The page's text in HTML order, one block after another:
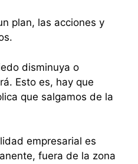
plan, las acciones y
disminuya o
Esto es, hay que
que salgamos de la
empresarial es
fuera de la zona